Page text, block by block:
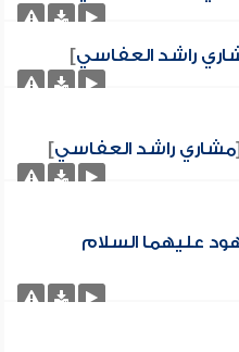
راشد العفاسي]
[مشاري راشد العفاسي]
عليهما السلام